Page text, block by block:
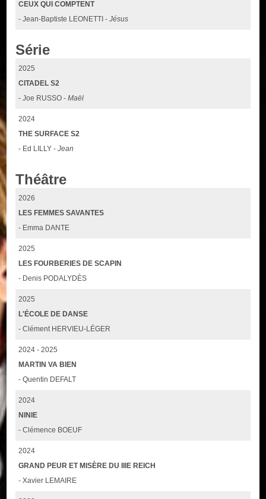
CEUX QUI COMPTENT
- Jean-Baptiste LEONETTI -Jésus
Série
2025
CITADEL S2
- Joe RUSSO -Maël
2024
THE SURFACE S2
- Ed LILLY -Jean
Théâtre
2026
LES FEMMES SAVANTES
- Emma DANTE
2025
LES FOURBERIES DE SCAPIN
- Denis PODALYDÈS
2025
L'ÉCOLE DE DANSE
- Clément HERVIEU-LÉGER
2024 - 2025
MARTIN VA BIEN
- Quentin DEFALT
2024
NINIE
- Clémence BOEUF
2024
GRAND PEUR ET MISÈRE DU IIIE REICH
- Xavier LEMAIRE